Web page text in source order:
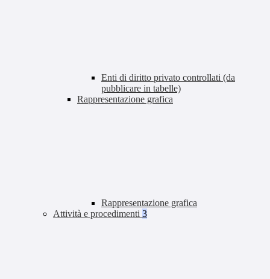
Enti di diritto privato controllati (da
pubblicare in tabelle)
Rappresentazione grafica
Rappresentazione grafica
Attività e procedimenti 3